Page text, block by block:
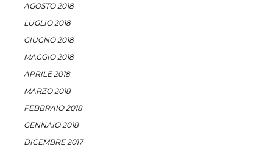
AGOSTO 2018
LUGLIO 2018
GIUGNO 2018
MAGGIO 2018
APRILE 2018
MARZO 2018
FEBBRAIO 2018
GENNAIO 2018
DICEMBRE 2017